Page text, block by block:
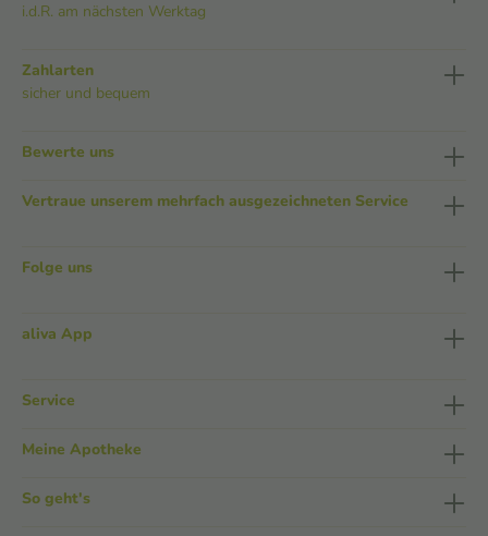
i.d.R. am nächsten Werktag
Zahlarten
sicher und bequem
Bewerte uns
Vertraue unserem mehrfach ausgezeichneten Service
Folge uns
aliva App
Service
Meine Apotheke
So geht's